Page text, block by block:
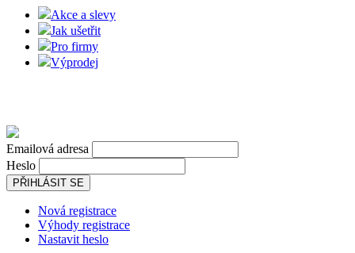
Akce a slevy
Jak ušetřit
Pro firmy
Výprodej
Emailová adresa
Heslo
PŘIHLÁSIT SE
Nová registrace
Výhody registrace
Nastavit heslo